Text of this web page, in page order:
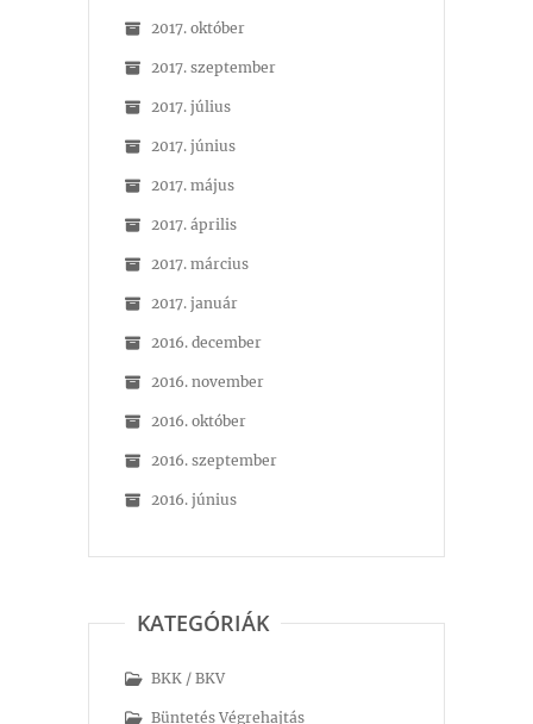
2017. október
2017. szeptember
2017. július
2017. június
2017. május
2017. április
2017. március
2017. január
2016. december
2016. november
2016. október
2016. szeptember
2016. június
KATEGÓRIÁK
BKK / BKV
Büntetés Végrehajtás